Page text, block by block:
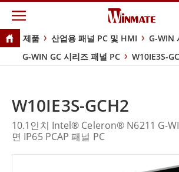
제품 산업용 패널 PC 및 HMI
G-WIN
G-WIN GC 시리즈 패널 PC
W10IE3S-
W10IE3S-GCH2
10.1인치 Intel® Celeron® N6211 G-
면 IP65 PCAP 패널 PC